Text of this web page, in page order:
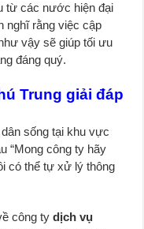
từ các nước hiện đại
nghĩ rằng việc cập
vậy sẽ giúp tối ưu
đáng quý.
Trung giải đáp
sống tại khu vực
“Mong công ty hãy
có thể tự xử lý thông
công tydịch vụ